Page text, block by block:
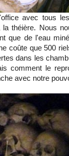
avec tous
théière. Nous
que de l'eau
coûte que 500
dans les
comment le
avec notre